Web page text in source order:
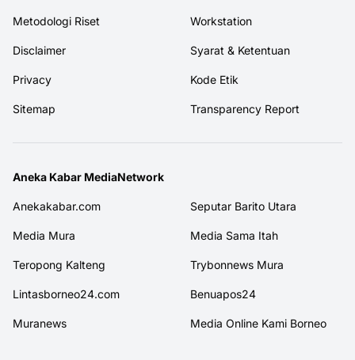
Metodologi Riset Workstation
Disclaimer Syarat & Ketentuan
Privacy Kode Etik
Sitemap Transparency Report
Aneka Kabar MediaNetwork
Anekakabar.com Seputar Barito Utara
Media Mura Media Sama Itah
Teropong Kalteng Trybonnews Mura
Lintasborneo24.com Benuapos24
Muranews Media Online Kami Borneo